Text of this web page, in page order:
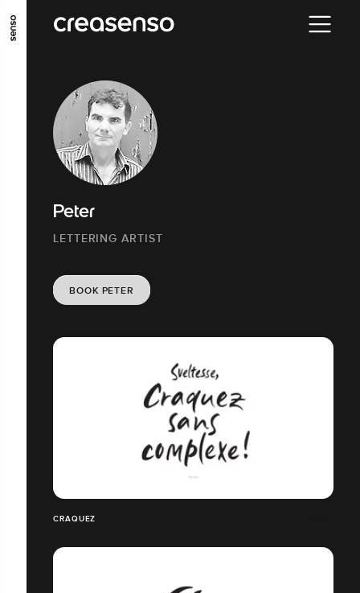
GO TO MAIN CONTENT GO TO MAIN MENU
Peter
LETTERING ARTIST
BOOK PETER
CRAQUEZ